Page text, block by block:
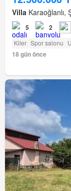
Villa Karaoğlanlı,
5 2
Kiler Spor salonu
18 gün önce